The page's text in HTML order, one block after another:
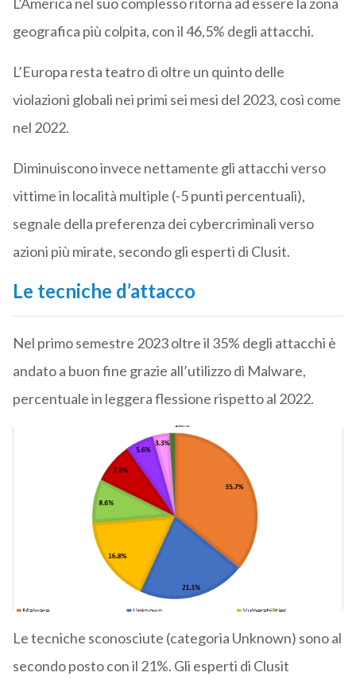
L’America nel suo complesso ritorna ad essere la zona
geografica più colpita, con il 46,5% degli attacchi.
L’Europa resta teatro di oltre un quinto delle
violazioni globali nei primi sei mesi del 2023, così come
nel 2022.
Diminuiscono invece nettamente gli attacchi verso
vittime in località multiple (-5 punti percentuali),
segnale della preferenza dei cybercriminali verso
azioni più mirate, secondo gli esperti di Clusit.
Le tecniche d’attacco
Nel primo semestre 2023 oltre il 35% degli attacchi è
andato a buon fine grazie all’utilizzo di Malware,
percentuale in leggera flessione rispetto al 2022.
Le tecniche sconosciute (categoria Unknown) sono al
secondo posto con il 21%. Gli esperti di Clusit